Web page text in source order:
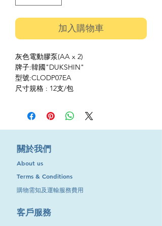
加入購物車
灰色電動膠泵(AA x 2)
牌子:韓國"DUKSHIN"
型號:CLODP07EA
尺寸規格 : 12支/包
​關於我們
About us
Terms & Conditions
購物需知及運輸服務費用
​客戶服務